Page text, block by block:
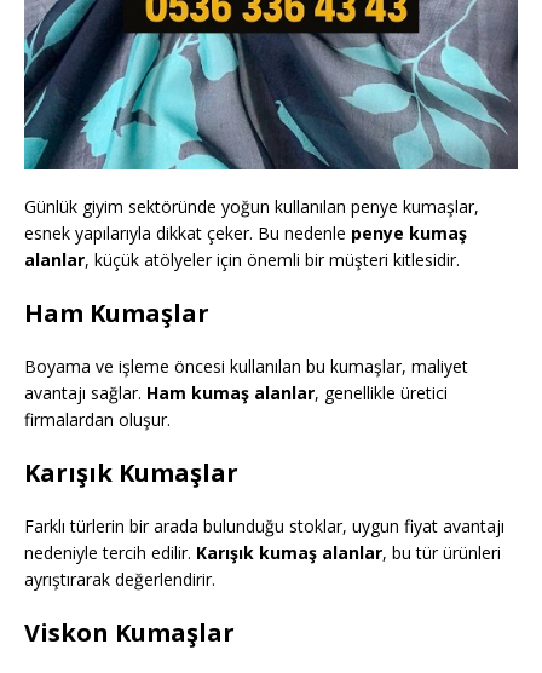
Günlük giyim sektöründe yoğun kullanılan penye kumaşlar,
esnek yapılarıyla dikkat çeker. Bu nedenle penye kumaş
alanlar, küçük atölyeler için önemli bir müşteri kitlesidir.
Ham Kumaşlar
Boyama ve işleme öncesi kullanılan bu kumaşlar, maliyet
avantajı sağlar. Ham kumaş alanlar, genellikle üretici
firmalardan oluşur.
Karışık Kumaşlar
Farklı türlerin bir arada bulunduğu stoklar, uygun fiyat avantajı
nedeniyle tercih edilir. Karışık kumaş alanlar, bu tür ürünleri
ayrıştırarak değerlendirir.
Viskon Kumaşlar